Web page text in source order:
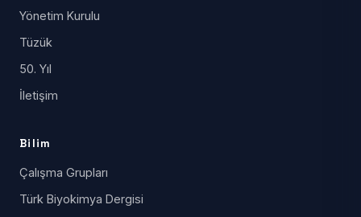
Yönetim Kurulu
Tüzük
50. Yıl
İletişim
Bilim
Çalışma Grupları
Türk Biyokimya Dergisi